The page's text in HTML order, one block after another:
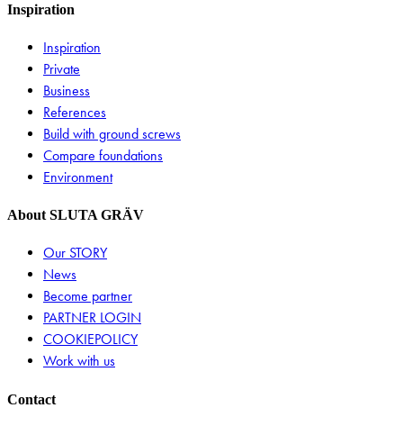
Inspiration
Inspiration
Private
Business
References
Build with ground screws
Compare foundations
Environment
About SLUTA GRÄV
Our STORY
News
Become partner
PARTNER LOGIN
COOKIEPOLICY
Work with us
Contact